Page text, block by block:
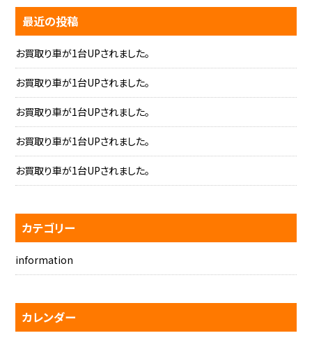
最近の投稿
お買取り車が1台UPされました。
お買取り車が1台UPされました。
お買取り車が1台UPされました。
お買取り車が1台UPされました。
お買取り車が1台UPされました。
カテゴリー
information
カレンダー